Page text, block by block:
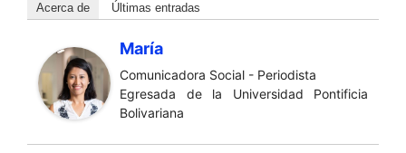
Acerca de Últimas entradas
María
Comunicadora Social - Periodista
Egresada de la Universidad Pontificia
Bolivariana